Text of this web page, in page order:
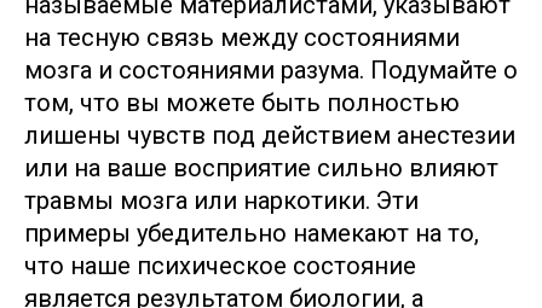
на тесную связь между состояниями
мозга и состояниями разума. Подумайте о
том, что вы можете быть полностью
лишены чувств под действием анестезии
или на ваше восприятие сильно влияют
травмы мозга или наркотики. Эти
примеры убедительно намекают на то,
что наше психическое состояние
является результатом биологии, а